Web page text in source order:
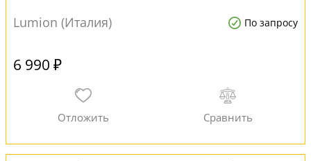
Lumion (Италия) По запросу
6 990 ₽